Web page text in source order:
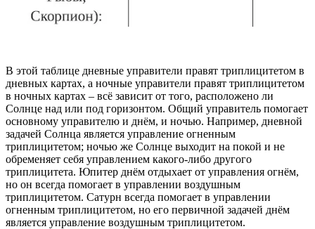
В этой таблице дневные управители правят триплицитетом в
дневных картах, а ночные управители правят триплицитетом
в ночных картах – всё зависит от того, расположено ли
Солнце над или под горизонтом. Общий управитель помогает
основному управителю и днём, и ночью. Например, дневной
задачей Солнца является управление огненным
триплицитетом; ночью же Солнце выходит на покой и не
обременяет себя управлением какого-либо другого
триплицитета. Юпитер днём отдыхает от управления огнём,
но он всегда помогает в управлении воздушным
триплицитетом. Сатурн всегда помогает в управлении
огненным триплицитетом, но его первичной задачей днём
является управление воздушным триплицитетом.